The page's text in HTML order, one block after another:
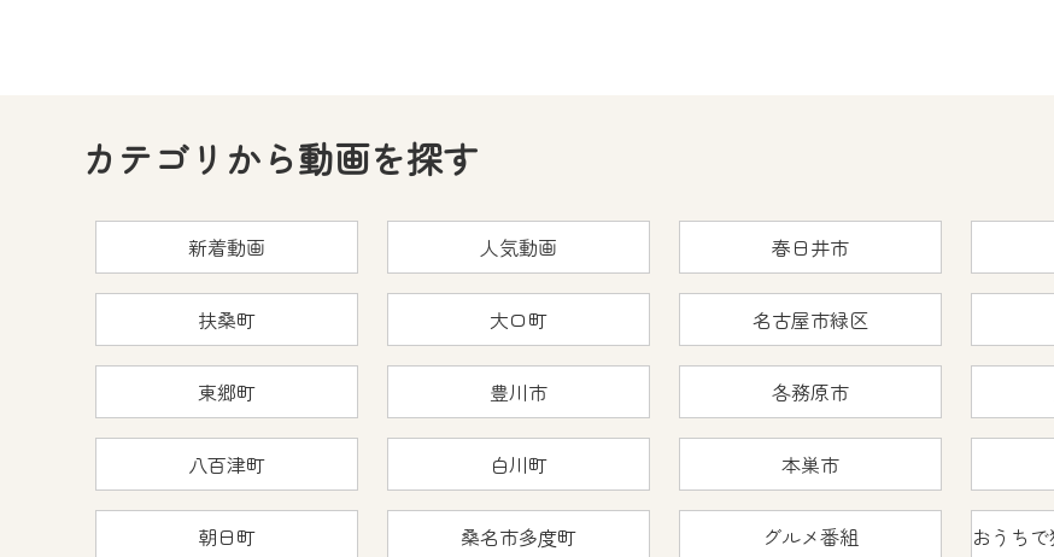
カテゴリから動画を探す
新着動画 人気動画 春日井市
扶桑町 大口町 名古屋市緑区
東郷町 豊川市 各務原市
八百津町 白川町 本巣市
朝日町 桑名市多度町 グルメ番組